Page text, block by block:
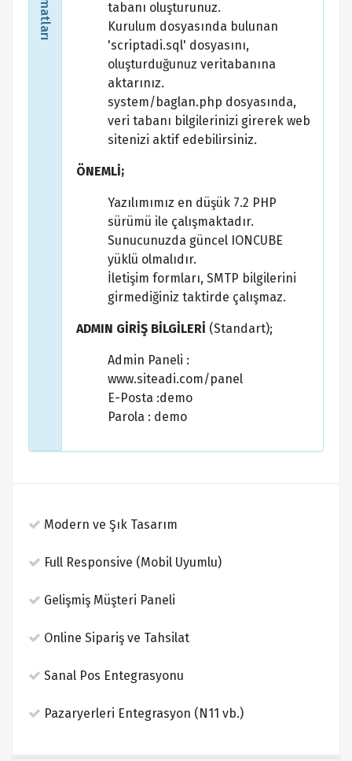
tabanı oluşturunuz.
Kurulum dosyasında bulunan
'scriptadi.sql' dosyasını,
oluşturduğunuz veritabanına
aktarınız.
system/baglan.php dosyasında,
veri tabanı bilgilerinizi girerek web
sitenizi aktif edebilirsiniz.
ÖNEMLİ;
Yazılımımız en düşük 7.2 PHP
sürümü ile çalışmaktadır.
Sunucunuzda güncel IONCUBE
yüklü olmalıdır.
İletişim formları, SMTP bilgilerini
girmediğiniz taktirde çalışmaz.
ADMIN GİRİŞ BİLGİLERİ (Standart);
Admin Paneli :
www.siteadi.com/panel
E-Posta :demo
Parola : demo
Modern ve Şık Tasarım
Full Responsive (Mobil Uyumlu)
Gelişmiş Müşteri Paneli
Online Sipariş ve Tahsilat
Sanal Pos Entegrasyonu
Pazaryerleri Entegrasyon (N11 vb.)